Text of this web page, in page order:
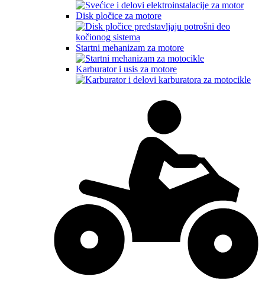
Disk pločice za motore
Startni mehanizam za motore
Karburator i usis za motore